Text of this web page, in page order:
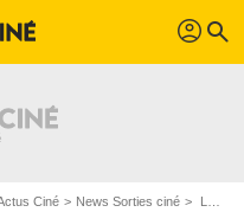
profil search
Ciné News Sorties ciné La Femme de ménage 2 : une actrice primée à Cannes rejoint Sydney Sweeney au casting du thriller adapté du roman culte